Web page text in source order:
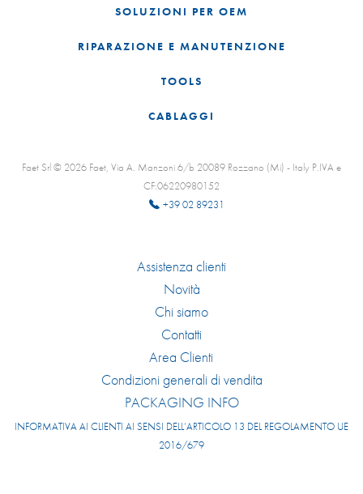
SOLUZIONI PER OEM
RIPARAZIONE E MANUTENZIONE
TOOLS
CABLAGGI
Faet Srl © 2026 Faet, Via A. Manzoni 6/b 20089 Rozzano (Mi) - Italy P.IVA e
CF:06220980152
+39 02 89231
Assistenza clienti
Novità
Chi siamo
Contatti
Area Clienti
Condizioni generali di vendita
PACKAGING INFO
INFORMATIVA AI CLIENTI AI SENSI DELL’ARTICOLO 13 DEL REGOLAMENTO UE
2016/679